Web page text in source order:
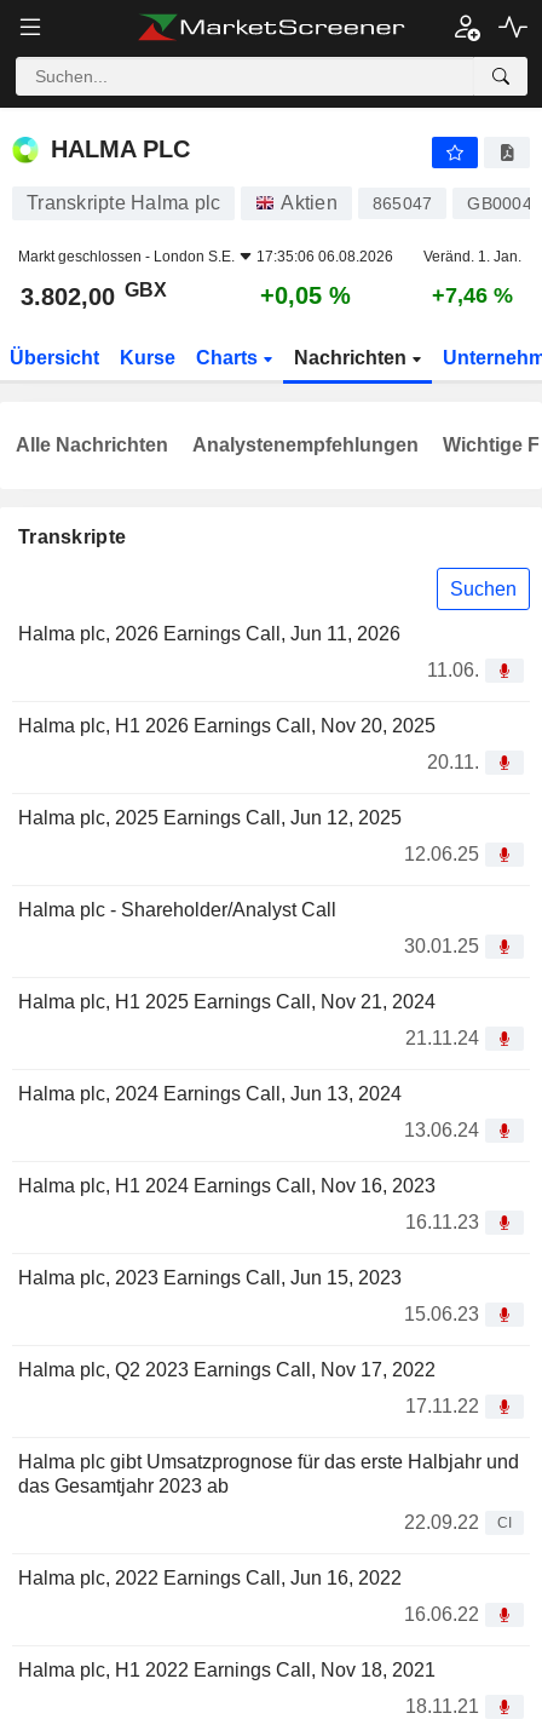
HALMA PLC
HALMA PLC
Transkripte Halma plc Aktien 865047
Markt geschlossen - London S.E. 17:35:06 06.08.2026 Veränd. 1. Jan.
3.802,00 GBX +0,05 % +7,46 %
Übersicht Kurse Charts Nachrichten
Transkripte
Suchen
Halma plc, 2026 Earnings Call, Jun 11, 2026
11.06.
Halma plc, H1 2026 Earnings Call, Nov 20, 2025
20.11.
Halma plc, 2025 Earnings Call, Jun 12, 2025
12.06.25
Halma plc - Shareholder/Analyst Call
30.01.25
Halma plc, H1 2025 Earnings Call, Nov 21, 2024
21.11.24
Halma plc, 2024 Earnings Call, Jun 13, 2024
13.06.24
Halma plc, H1 2024 Earnings Call, Nov 16, 2023
16.11.23
Halma plc, 2023 Earnings Call, Jun 15, 2023
15.06.23
Halma plc, Q2 2023 Earnings Call, Nov 17, 2022
17.11.22
Halma plc gibt Umsatzprognose für das erste Halbjahr und
das Gesamtjahr 2023 ab
22.09.22
CI
Halma plc, 2022 Earnings Call, Jun 16, 2022
16.06.22
Halma plc, H1 2022 Earnings Call, Nov 18, 2021
18.11.21
Alle Nachrichten Analystenempfehlungen Wichtige